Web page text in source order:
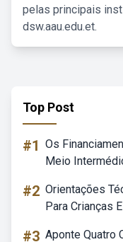
pelas principais
dsw.aau.edu.et.
Top Post
#1 Os
Meio
#2 Orientações
Para Crianças
#3 Aponte Quatro